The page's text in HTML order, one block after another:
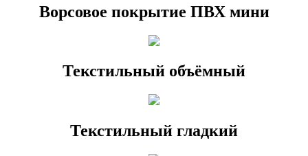
Ворсовое покрытие ПВХ мини
Текстильный объёмный
Текстильный гладкий